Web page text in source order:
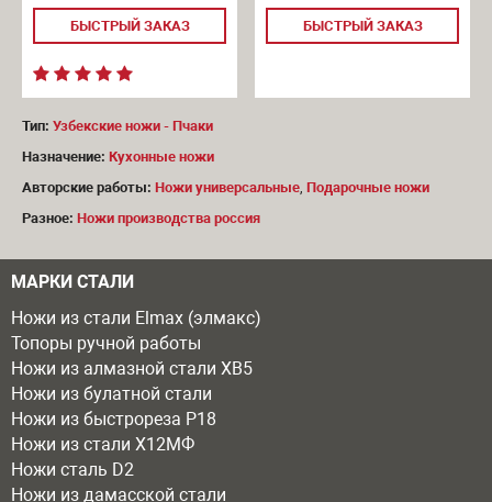
МАРКИ СТАЛИ
Ножи из стали Elmax (элмакс)
Топоры ручной работы
Ножи из алмазной стали ХВ5
Ножи из булатной стали
Ножи из быстрореза Р18
Ножи из стали Х12МФ
Ножи сталь D2
Ножи из дамасской стали
БЫСТРЫЙ ЗАКАЗ БЫСТРЫЙ ЗАКАЗ
Тип: Узбекские ножи - Пчаки
Назначение: Кухонные ножи
Авторские работы: Ножи универсальные, Подарочные ножи
Разное: Ножи производства россия